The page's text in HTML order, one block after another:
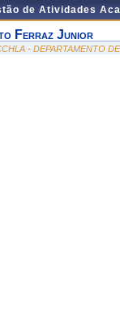
de Atividades
Ferraz Junior
- DEPARTAMENTO